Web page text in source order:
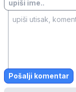
Pošalji komentar